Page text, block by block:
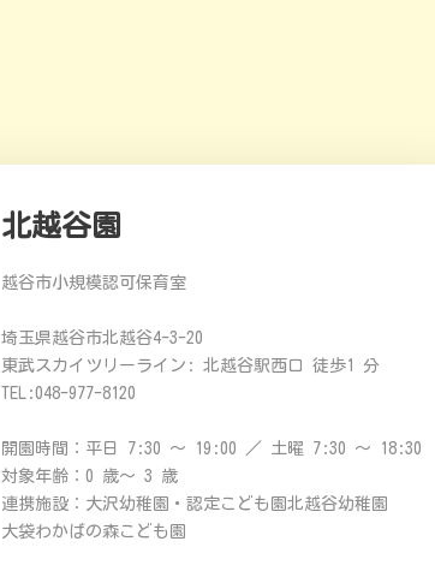
北越谷園
越谷市小規模認可保育室
埼玉県越谷市北越谷4-3-20
東武スカイツリーライン: 北越谷駅西口 徒歩1 分
TEL:048-977-8120
開園時間：平日 7:30 ～ 19:00 ／ 土曜 7:30 ～ 18:30
対象年齢：0 歳～ 3 歳
連携施設：大沢幼稚園・認定こども園北越谷幼稚園
大袋わかばの森こども園